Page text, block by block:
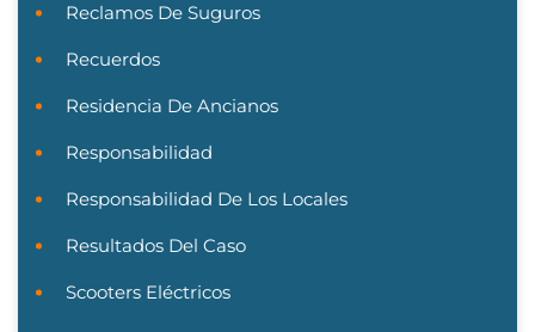
Reclamos De Suguros
Recuerdos
Residencia De Ancianos
Responsabilidad
Responsabilidad De Los Locales
Resultados Del Caso
Scooters Eléctricos